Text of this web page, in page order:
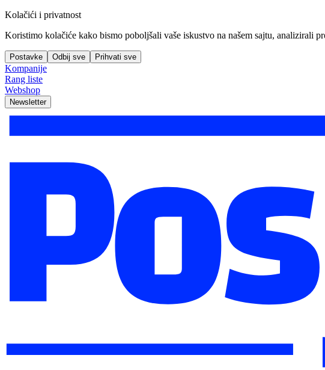
Kolačići i privatnost
Koristimo kolačiće kako bismo poboljšali vaše iskustvo na našem sajtu, analizirali
Postavke Odbij sve Prihvati sve
Kompanije
Rang liste
Webshop
Newsletter